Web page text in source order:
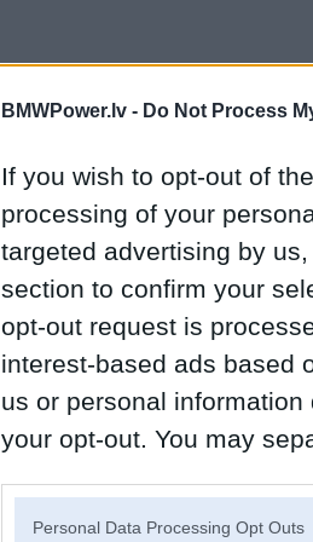
BMWPower.lv - Do Not Process
If you wish to opt-out of
processing of your
targeted advertising by
section to confirm your
opt-out request is
interest-based ads based
us or personal
your opt-out. You may
Personal Data Processing Opt Outs